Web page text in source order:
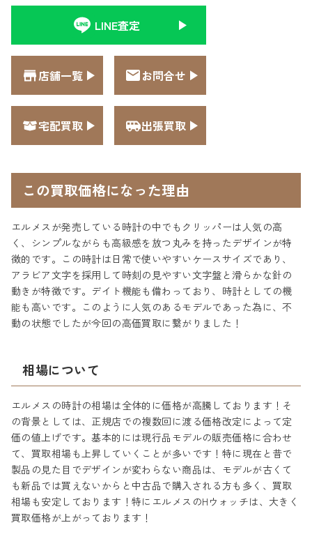
LINE査定
店舗一覧 お問合せ
宅配買取 出張買取
この買取価格になった理由
エルメスが発売している時計の中でもクリッパーは人気の高
く、シンプルながらも高級感を放つ丸みを持ったデザインが特
徴的です。この時計は日常で使いやすいケースサイズであり、
アラビア文字を採用して時刻の見やすい文字盤と滑らかな針の
動きが特徴です。デイト機能も備わっており、時計としての機
能も高いです。このように人気のあるモデルであった為に、不
動の状態でしたが今回の高価買取に繋がりました！
相場について
エルメスの時計の相場は全体的に価格が高騰しております！そ
の背景としては、正規店での複数回に渡る価格改定によって定
価の値上げです。基本的には現行品モデルの販売価格に合わせ
て、買取相場も上昇していくことが多いです！特に現在と昔で
製品の見た目でデザインが変わらない商品は、モデルが古くて
も新品では買えないからと中古品で購入される方も多く、買取
相場も安定しております！特にエルメスのHウォッチは、大きく
買取価格が上がっております！